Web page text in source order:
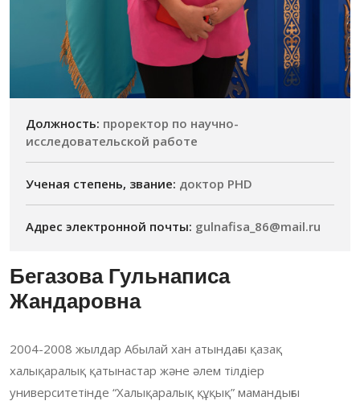
Должность: проректор по научно-
исследовательской работе
Ученая степень, звание: доктор PHD
Адрес электронной почты: gulnafisa_86@mail.ru
Бегазова Гульнаписа
Жандаровна
2004-2008 жылдар Абылай хан атындағы қазақ
халықаралық қатынастар және әлем тілдіер
университетінде “Халықаралық құқық” мамандығы